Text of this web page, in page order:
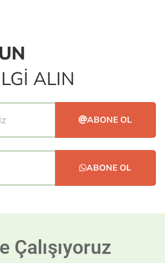
ALIN
ABONE OL
ABONE OL
Çalışıyoruz